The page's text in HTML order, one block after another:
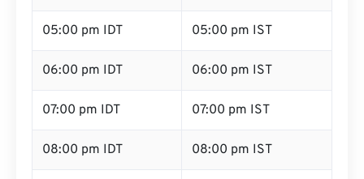
05:00 pm IDT 05:00 pm IST
06:00 pm IDT 06:00 pm IST
07:00 pm IDT 07:00 pm IST
08:00 pm IDT 08:00 pm IST